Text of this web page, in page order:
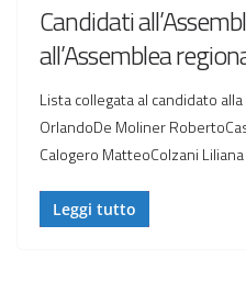
Candidati
all’Assemblea
Lista collegata al candidato
OrlandoDe Moliner
Calogero MatteoColzani
Leggi tutto